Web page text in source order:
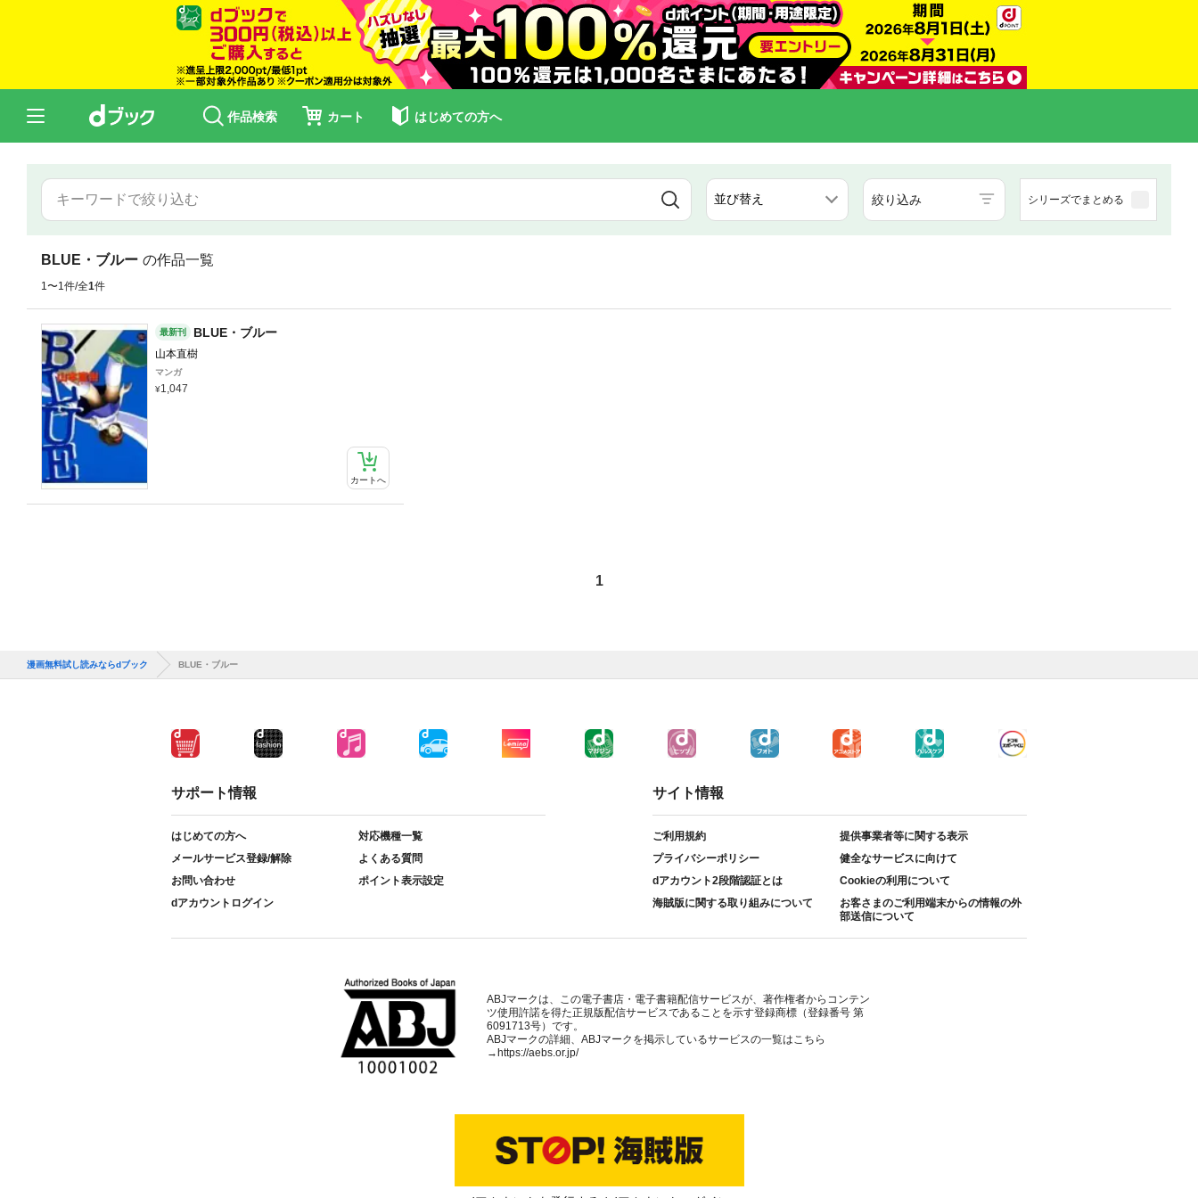
作品検索 カート はじめての方へ
絞り込み シリーズでまとめる
BLUE・ブルー の作品一覧
1〜1件/全1件
最新刊 BLUE・ブルー
山本直樹
マンガ
1,047
カートへ
1
漫画無料試し読みならdブック BLUE・ブルー
サポート情報
はじめての方へ
対応機種一覧
メールサービス登録/解除
よくある質問
お問い合わせ
ポイント表示設定
dアカウントログイン
サイト情報
ご利用規約
提供事業者等に関する表示
プライバシーポリシー
健全なサービスに向けて
dアカウント2段階認証とは
Cookieの利用について
海賊版に関する取り組みについて
お客さまのご利用端末からの情報の外
部送信について
ABJマークは、この電子書店・電子書籍配信サービスが、著作権者からコンテン
ツ使用許諾を得た正規版配信サービスであることを示す登録商標（登録番号 第
6091713号）です。
ABJマークの詳細、ABJマークを掲示しているサービスの一覧はこちら
→ https://aebs.or.jp/